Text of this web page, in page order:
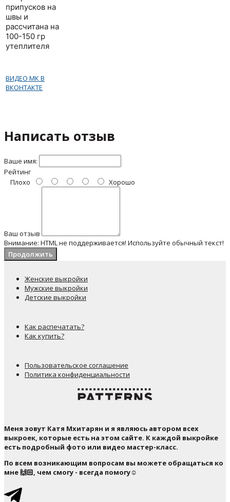
припусков на
швы и
рассчитана на
100-150 гр
утеплителя
ВИДЕО МК В
ВКОНТАКТЕ
Написать отзыв
Ваше имя:
Рейтинг
Плохо
Хорошо
Ваш отзыв
Внимание: HTML не поддерживается! Используйте обычный текст!
Продолжить
Женские выкройки
Мужские выкройки
Детские выкройки
Как распечатать?
Как купить?
Пользовательское соглашение
Политика конфиденциальности
Меня зовут Катя Мхитарян и я являюсь автором всех
выкроек, которые есть на этом сайте. К каждой выкройке
есть подробный фото или видео мастер-класс.
По всем возникающим вопросам вы можете обращаться ко
мне 🙌🏻, чем смогу - всегда помогу☺️